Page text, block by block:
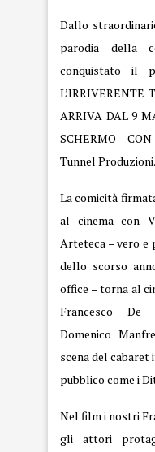
Dallo
parodia della
conquistato il
L’IRRIVERENTE
ARRIVA DAL 9
SCHERMO
Tunnel Produzioni.
La comicità
al cinema con
Arteteca – vero e
dello scorso
office – torna al
Francesco De
Domenico
scena del cabaret
pubblico come i
Nel film i nostri
gli attori